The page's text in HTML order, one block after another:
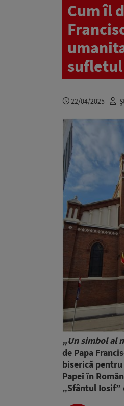
Cum îl
sufletul
22/04/2025
„Un simbol al
de Papa
biserică
Papei în
„Sfântul Iosif”